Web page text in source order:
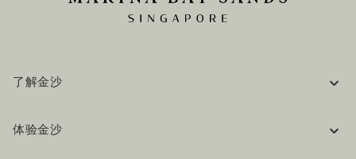
了解金沙
工作机会
体验金沙